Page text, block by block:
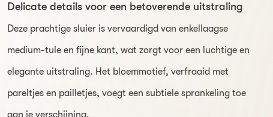
Delicate details voor een betoverende uitstraling
Deze prachtige sluier is vervaardigd van enkellaagse
medium-tule en fijne kant, wat zorgt voor een luchtige en
elegante uitstraling. Het bloemmotief, verfraaid met
pareltjes en pailletjes, voegt een subtiele sprankeling toe
aan je verschijning.